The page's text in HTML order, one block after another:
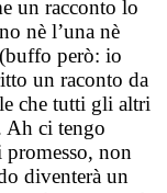
un racconto lo
nè l’una nè
però: io
un raconto da
che tutti gli altri
Ah ci tengo
non
diventerà un